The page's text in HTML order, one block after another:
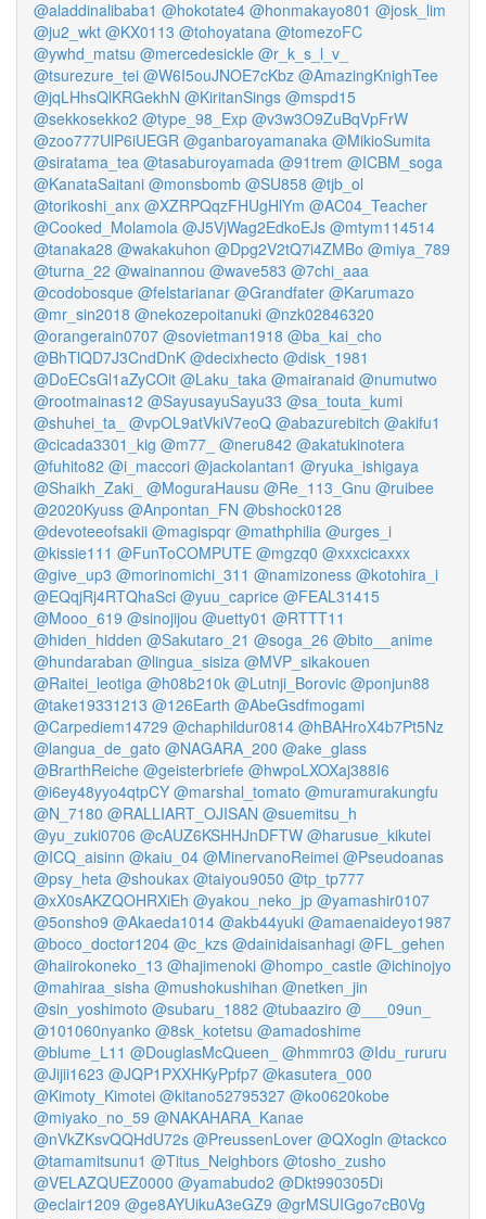
@aladdinalibaba1 @hokotate4 @honmakayo801 @josk_lim
@ju2_wkt @KX0113 @tohoyatana @tomezoFC
@ywhd_matsu @mercedesickle @r_k_s_l_v_
@tsurezure_tei @W6I5ouJNOE7cKbz @AmazingKnighTee
@jqLHhsQlKRGekhN @KiritanSings @mspd15
@sekkosekko2 @type_98_Exp @v3w3O9ZuBqVpFrW
@zoo777UlP6iUEGR @ganbaroyamanaka @MikioSumita
@siratama_tea @tasaburoyamada @91trem @ICBM_soga
@KanataSaitani @monsbomb @SU858 @tjb_ol
@torikoshi_anx @XZRPQqzFHUgHlYm @AC04_Teacher
@Cooked_Molamola @J5VjWag2EdkoEJs @mtym114514
@tanaka28 @wakakuhon @Dpg2V2tQ7i4ZMBo @miya_789
@turna_22 @wainannou @wave583 @7chi_aaa
@codobosque @felstarianar @Grandfater @Karumazo
@mr_sin2018 @nekozepoitanuki @nzk02846320
@orangerain0707 @sovietman1918 @ba_kai_cho
@BhTlQD7J3CndDnK @decixhecto @disk_1981
@DoECsGl1aZyCOit @Laku_taka @mairanaid @numutwo
@rootmainas12 @SayusayuSayu33 @sa_touta_kumi
@shuhei_ta_ @vpOL9atVkiV7eoQ @abazurebitch @akifu1
@cicada3301_kig @m77_ @neru842 @akatukinotera
@fuhito82 @i_maccori @jackolantan1 @ryuka_ishigaya
@Shaikh_Zaki_ @MoguraHausu @Re_113_Gnu @ruibee
@2020Kyuss @Anpontan_FN @bshock0128
@devoteeofsakii @magispqr @mathphilia @urges_i
@kissie111 @FunToCOMPUTE @mgzq0 @xxxcicaxxx
@give_up3 @morinomichi_311 @namizoness @kotohira_i
@EQqjRj4RTQhaSci @yuu_caprice @FEAL31415
@Mooo_619 @sinojijou @uetty01 @RTTT11
@hiden_hidden @Sakutaro_21 @soga_26 @bito__anime
@hundaraban @lingua_sisiza @MVP_sikakouen
@Raitei_leotiga @h08b210k @Lutnji_Borovic @ponjun88
@take19331213 @126Earth @AbeGsdfmogami
@Carpediem14729 @chaphildur0814 @hBAHroX4b7Pt5Nz
@langua_de_gato @NAGARA_200 @ake_glass
@BrarthReiche @geisterbriefe @hwpoLXOXaj388I6
@i6ey48yyo4qtpCY @marshal_tomato @muramurakungfu
@N_7180 @RALLIART_OJISAN @suemitsu_h
@yu_zuki0706 @cAUZ6KSHHJnDFTW @harusue_kikutei
@ICQ_aisinn @kaiu_04 @MinervanoReimei @Pseudoanas
@psy_heta @shoukax @taiyou9050 @tp_tp777
@xX0sAKZQOHRXiEh @yakou_neko_jp @yamashir0107
@5onsho9 @Akaeda1014 @akb44yuki @amaenaideyo1987
@boco_doctor1204 @c_kzs @dainidaisanhagi @FL_gehen
@haiirokoneko_13 @hajimenoki @hompo_castle @ichinojyo
@mahiraa_sisha @mushokushihan @netken_jin
@sin_yoshimoto @subaru_1882 @tubaaziro @___09un_
@101060nyanko @8sk_kotetsu @amadoshime
@blume_L11 @DouglasMcQueen_ @hmmr03 @Idu_rururu
@Jijii1623 @JQP1PXXHKyPpfp7 @kasutera_000
@Kimoty_Kimotei @kitano52795327 @ko0620kobe
@miyako_no_59 @NAKAHARA_Kanae
@nVkZKsvQQHdU72s @PreussenLover @QXogln @tackco
@tamamitsunu1 @Titus_Neighbors @tosho_zusho
@VELAZQUEZ0000 @yamabudo2 @Dkt990305Di
@eclair1209 @ge8AYUikuA3eGZ9 @grMSUIGgo7cB0Vg